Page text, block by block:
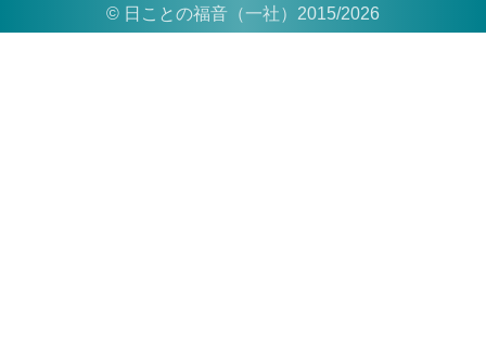
© 日ことの福音（一社）2015/2026